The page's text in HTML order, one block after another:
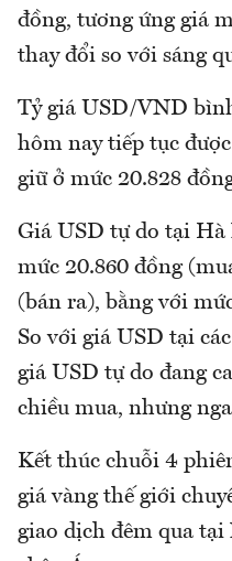
đồng, tương ứng giá
thay đổi so với sáng
Tỷ giá USD/VND
hôm nay tiếp tục
giữ ở mức 20.828
Giá USD tự do tại Hà
mức 20.860 đồng
(bán ra), bằng với
So với giá USD tại
giá USD tự do đang
chiều mua, nhưng
Kết thúc chuỗi 4
giá vàng thế giới
giao dịch đêm qua tại